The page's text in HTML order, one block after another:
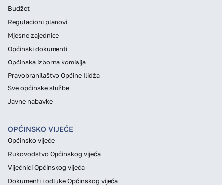
Budžet
Regulacioni planovi
Mjesne zajednice
Općinski dokumenti
Općinska izborna komisija
Pravobranilaštvo Općine Ilidža
Sve općinske službe
Javne nabavke
OPĆINSKO VIJEĆE
Općinsko vijeće
Rukovodstvo Općinskog vijeća
Vijećnici Općinskog vijeća
Dokumenti i odluke Općinskog vijeća